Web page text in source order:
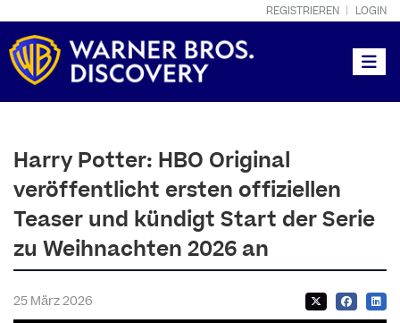
REGISTRIEREN LOGIN
Harry Potter: HBO Original
veröffentlicht ersten offiziellen
Teaser und kündigt Start der Serie
zu Weihnachten 2026 an
25 März 2026